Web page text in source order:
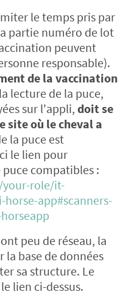
le temps pris par
partie numéro de lot
peuvent
responsable).
de la vaccination
lecture de la puce,
sur l'appli, doit se
site où le cheval a
la puce est
le lien pour
compatibles :
role/it-
app#scanners-
peu de réseau, la
la base de données
sa structure. Le
lien ci-dessus.